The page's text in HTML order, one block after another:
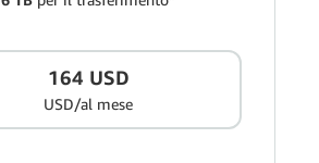
164 USD
USD/al mese